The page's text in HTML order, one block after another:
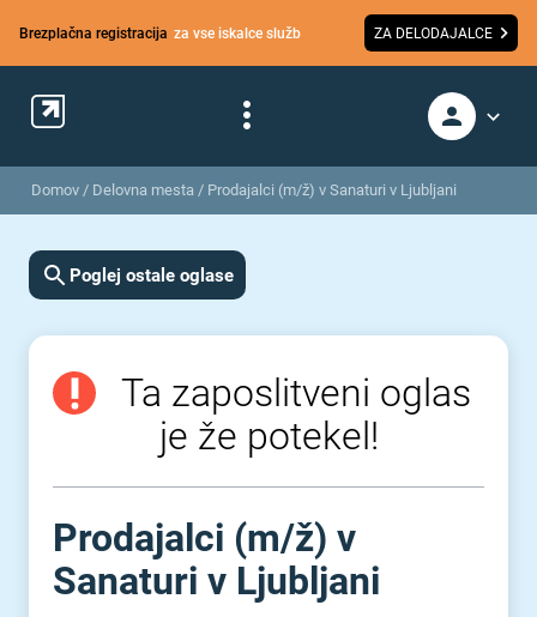
Brezplačna registracija za vse iskalce služb ZA DELODAJALCE
Domov / Delovna mesta / Prodajalci (m/ž) v Sanaturi v Ljubljani
Poglej ostale oglase
Ta zaposlitveni oglas
je že potekel!
Prodajalci (m⁠/⁠ž) v
Sanaturi v Ljubljani